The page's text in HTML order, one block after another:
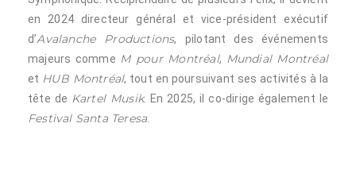
en 2024 directeur général et vice-président exécutif
d’Avalanche Productions, pilotant des événements
majeurs comme M pour Montréal, Mundial Montréal
et HUB Montréal, tout en poursuivant ses activités à la
tête de Kartel Musik. En 2025, il co-dirige également le
Festival Santa Teresa